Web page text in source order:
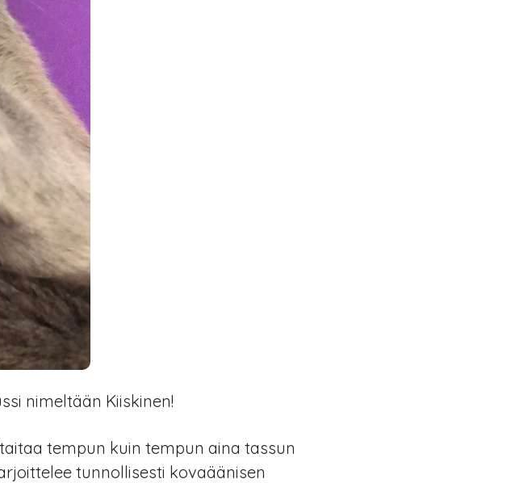
nimeltään Kiiskinen!
tempun kuin tempun aina tassun
tunnollisesti kovaäänisen